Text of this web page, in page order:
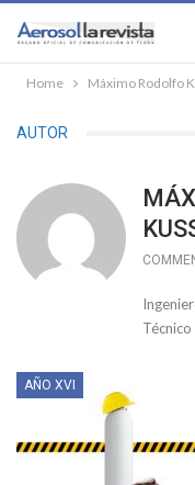
Home Máximo Rodolfo
AUTOR
AÑO XVI